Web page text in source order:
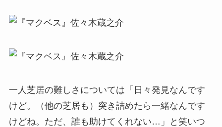
一人芝居の難しさについては「日々発見なんです
けど。（他の芝居も）突き詰めたら一緒なんです
けどね。ただ、誰も助けてくれない…」と笑いつ